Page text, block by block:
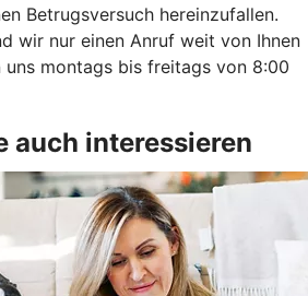
Betrugsversuch hereinzufallen.
wir nur einen Anruf weit von Ihnen
uns montags bis freitags von 8:00
auch interessieren